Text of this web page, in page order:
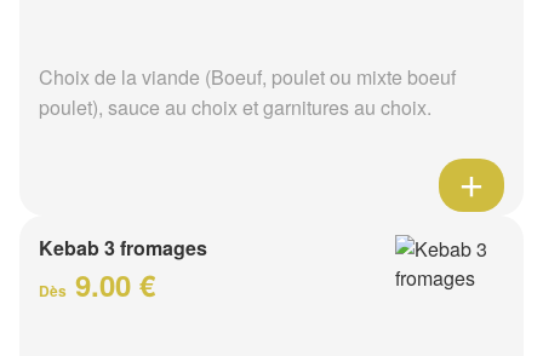
Choix de la viande (Boeuf, poulet ou mixte boeuf
poulet), sauce au choix et garnitures au choix.
Kebab 3 fromages
Dès 9.00 €